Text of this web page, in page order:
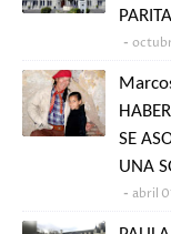
SE
UNA
abril